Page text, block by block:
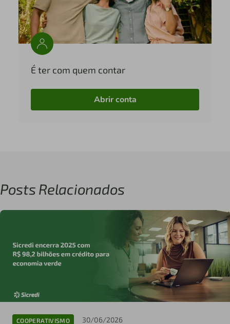
É ter com quem contar
Abrir conta
Posts Relacionados
COOPERATIVISMO 30/06/2026